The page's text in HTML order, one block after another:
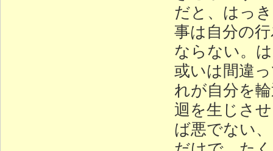
だと、はっ
事は自分の
ならない。
或いは間違
れが自分を
迴を生じさ
ば悪でない